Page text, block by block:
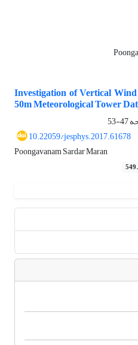
Investigation of Vertical
50m Meteorological Tower
47-53
10.22059/jesphys.2017.61678
Poongavanam Sardar Maran